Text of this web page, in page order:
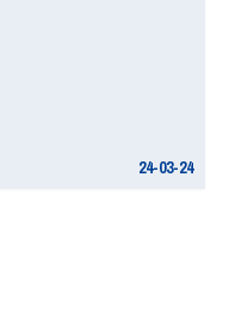
24-03-24